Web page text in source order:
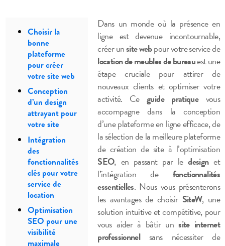
Choisir la
bonne
plateforme
pour créer
votre site web
Conception
d’un design
attrayant pour
votre site
Intégration
des
fonctionnalités
clés pour votre
service de
location
Optimisation
SEO pour une
visibilité
maximale
Dans un monde où la présence en
ligne est devenue incontournable,
créer unsite webpour votre service de
location de meubles de bureauest une
étape cruciale pour attirer de
nouveaux clients et optimiser votre
activité. Ceguide pratiquevous
accompagne dans la conception
d’une plateforme en ligne efficace, de
la sélection de la meilleure plateforme
de création de site à l’optimisation
SEO, en passant par ledesignet
l’intégration de fonctionnalités
essentielles. Nous vous présenterons
les avantages de choisir SiteW, une
solution intuitive et compétitive, pour
vous aider à bâtir unsite internet
professionnelsans nécessiter de